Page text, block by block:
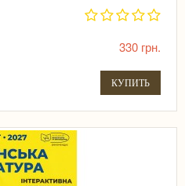
330 грн.
КУПИТЬ